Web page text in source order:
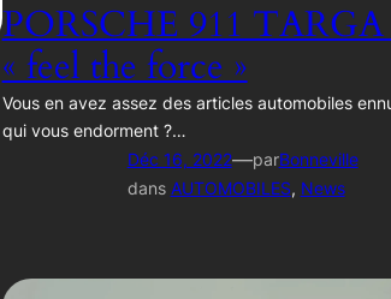
PORSCHE 911 TARGA
« feel the force »
Vous en avez assez des articles automobiles
qui vous endorment ?…
Déc 16, 2022—parBonneville
dans AUTOMOBILES, News